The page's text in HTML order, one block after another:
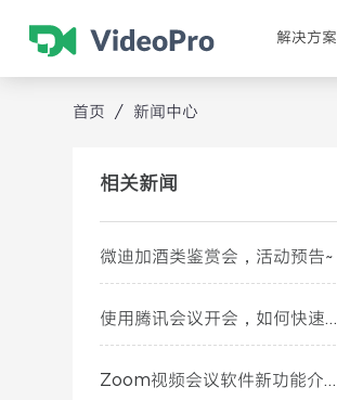
解决方案
首页 / 新闻中心
相关新闻
微迪加酒类鉴赏会，活动预告~
使用腾讯会议开会，如何快速提升会议体验~
Zoom视频会议软件新功能介绍（九月篇）